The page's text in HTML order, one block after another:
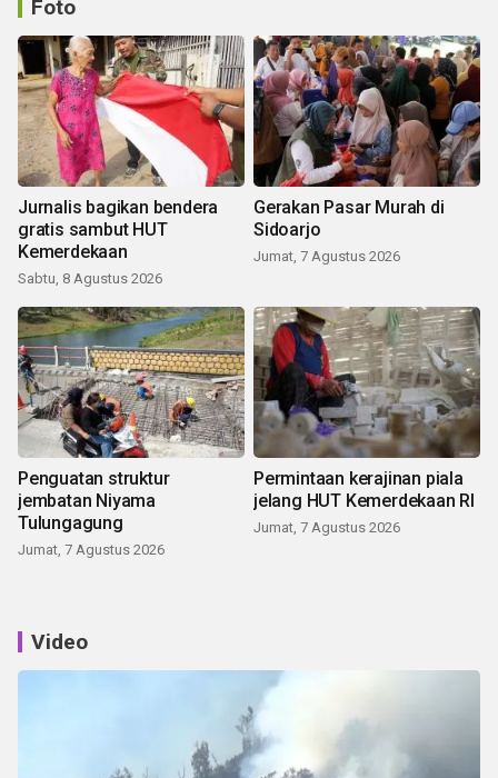
Foto
Jurnalis bagikan bendera
gratis sambut HUT
Kemerdekaan
Sabtu, 8 Agustus 2026
Gerakan Pasar Murah di
Sidoarjo
Jumat, 7 Agustus 2026
Penguatan struktur
jembatan Niyama
Tulungagung
Jumat, 7 Agustus 2026
Permintaan kerajinan piala
jelang HUT Kemerdekaan RI
Jumat, 7 Agustus 2026
Video